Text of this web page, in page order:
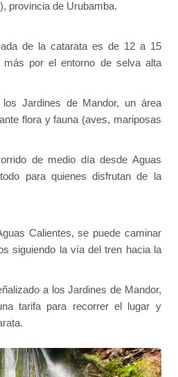
provincia de Urubamba.
de la catarata es de 12 a 15
más por el entorno de selva alta
Jardines de Mandor, un área
flora y fauna (aves, mariposas
de medio día desde Aguas
para quienes disfrutan de la
Calientes, se puede caminar
siguiendo la vía del tren hacia la
a los Jardines de Mandor,
tarifa para recorrer el lugar y